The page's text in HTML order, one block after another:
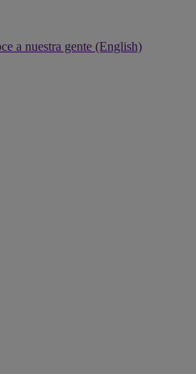
a nuestra gente (English)